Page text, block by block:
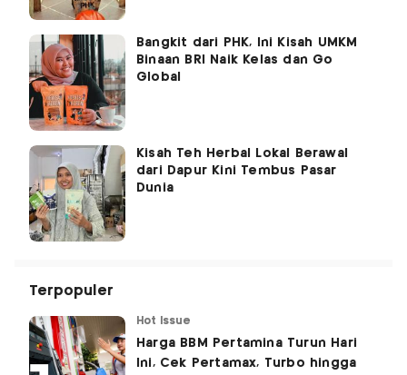
Bangkit dari PHK, Ini Kisah UMKM
Binaan BRI Naik Kelas dan Go
Global
Kisah Teh Herbal Lokal Berawal
dari Dapur Kini Tembus Pasar
Dunia
Terpopuler
Hot Issue
Harga BBM Pertamina Turun Hari
Ini, Cek Pertamax, Turbo hingga